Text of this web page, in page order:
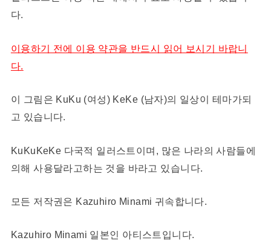
다.
이용하기 전에 이용 약관을 반드시 읽어 보시기 바랍니
다.
이 그림은 KuKu (여성) KeKe (남자)의 일상이 테마가되
고 있습니다.
KuKuKeKe 다국적 일러스트이며, 많은 나라의 사람들에
의해 사용달라고하는 것을 바라고 있습니다.
모든 저작권은 Kazuhiro Minami 귀속합니다.
Kazuhiro Minami 일본인 아티스트입니다.